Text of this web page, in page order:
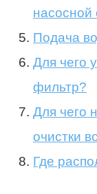
насосной
Подача
Для чего
фильтр?
Для чего
очистки
Где